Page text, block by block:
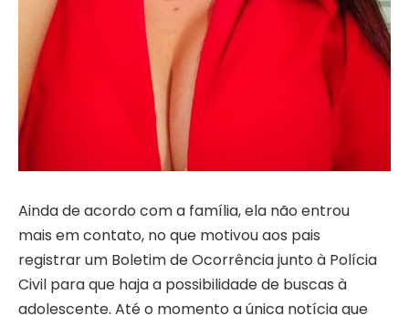
Ainda de acordo com a família, ela não entrou
mais em contato, no que motivou aos pais
registrar um Boletim de Ocorrência junto à Polícia
Civil para que haja a possibilidade de buscas à
adolescente. Até o momento a única notícia que